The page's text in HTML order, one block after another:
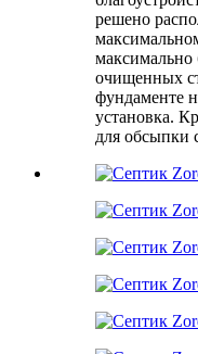
решено
максимально
очищенных
фундаменте
установка.
для обсыпки